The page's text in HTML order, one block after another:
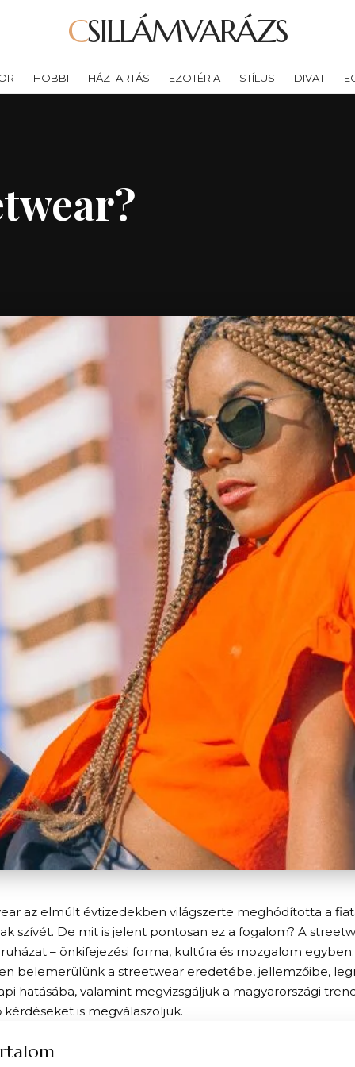
CSILLÁMVARÁZS
HOBBI HÁZTARTÁS EZOTÉRIA STÍLUS DIVAT
az elmúlt évtizedekben világszerte meghódította a
szívét. De mit is jelent pontosan ez a fogalom? A
– önkifejezési forma, kultúra és mozgalom
belemerülünk a streetwear eredetébe, jellemzőibe,
hatásába, valamint megvizsgáljuk a magyarországi
is megválaszoljuk.